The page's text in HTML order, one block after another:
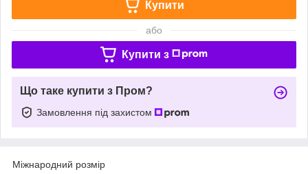
Купити
або
Купити з
Що таке купити з Пром?
Замовлення під захистом
Міжнародний розмір